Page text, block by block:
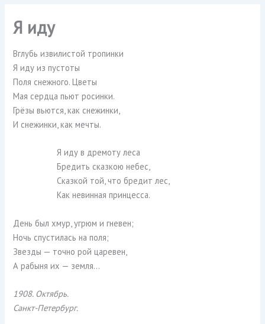
Я иду
Вглубь извилистой тропинки
Я иду из пустоты
Поля снежного. Цветы
Мая сердца пьют росинки.
Грёзы вьются, как снежинки,
И снежинки, как мечты.
Я иду в дремоту леса
Бредить сказкою небес,
Сказкой той, что бредит лес,
Как невинная принцесса.
День был хмур, угрюм и гневен;
Ночь спустилась на поля;
Звезды — точно рой царевен,
А рабыня их — земля…
1908. Октябрь.
Санкт-Петербург.